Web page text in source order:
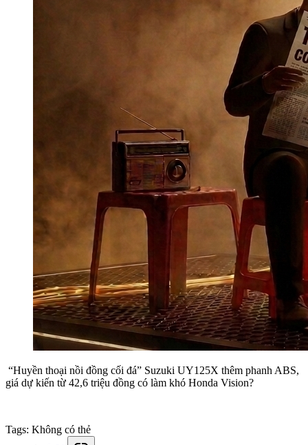
“Huyền thoại nồi đồng cối đá” Suzuki UY125X thêm phanh ABS,
giá dự kiến từ 42,6 triệu đồng có làm khó Honda Vision?
Tags: Không có thẻ